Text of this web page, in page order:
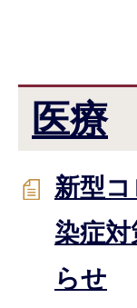
医療
新型
染症
らせ